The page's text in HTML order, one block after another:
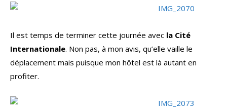
Il est temps de terminer cette journée avec la Cité
Internationale. Non pas, à mon avis, qu’elle vaille le
déplacement mais puisque mon hôtel est là autant en
profiter.